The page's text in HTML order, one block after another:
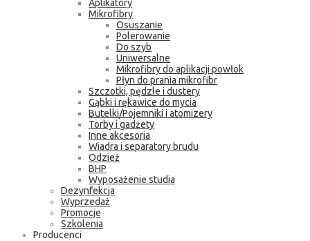
Aplikatory
Mikrofibry
Osuszanie
Polerowanie
Do szyb
Uniwersalne
Mikrofibry do aplikacji powłok
Płyn do prania mikrofibr
Szczotki, pędzle i dustery
Gąbki i rękawice do mycia
Butelki/Pojemniki i atomizery
Torby i gadżety
Inne akcesoria
Wiadra i separatory brudu
Odzież
BHP
Wyposażenie studia
Dezynfekcja
Wyprzedaż
Promocje
Szkolenia
Producenci